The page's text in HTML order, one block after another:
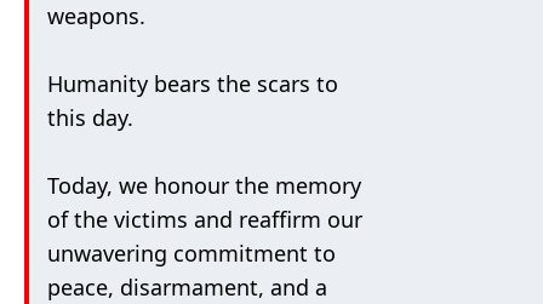
weapons.
Humanity bears the scars to
this day.
Today, we honour the memory
of the victims and reaffirm our
unwavering commitment to
peace, disarmament, and a